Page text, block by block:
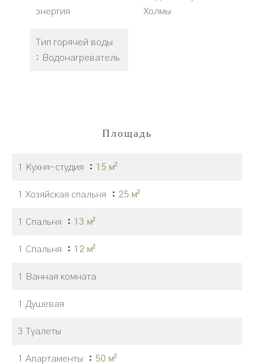
энергия
Тип горячей воды
Водонагреватель
Холмы
Площадь
1 Кухня-студия 15 м²
1 Хозяйская спальня 25 м²
1 Спальня 13 м²
1 Спальня 12 м²
1 Ванная комната
1 Душевая
3 Туалеты
1 Апартаменты 50 м²